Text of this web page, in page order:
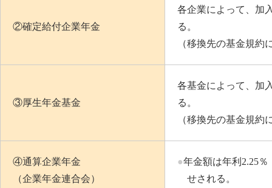
②確定給付企業年金
各企業によって、加
る。
（移換先の基金規約
③厚生年金基金
各基金によって、加
る。
（移換先の基金規約
④通算企業年金
（企業年金連合会）
●年金額は年利2.25
せされる。